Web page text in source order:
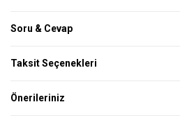
Soru & Cevap
Taksit Seçenekleri
Önerileriniz